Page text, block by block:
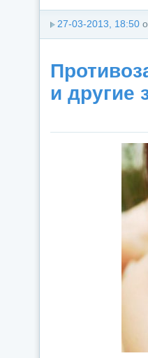
27-03-2013, 18:50
и другие